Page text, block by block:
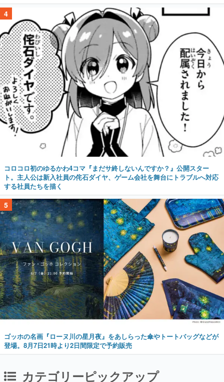
4
コロコロ初のゆるかわ4コマ『まだサ終しないんですか？』公開スター
ト。主人公は新入社員の侘石ダイヤ、ゲーム会社を舞台にトラブルへ対応
する社員たちを描く
5
ゴッホの名画『ローヌ川の星月夜』をあしらった傘やトートバッグなどが
登場。8月7日21時より2日間限定で予約販売
カテゴリーピックアップ